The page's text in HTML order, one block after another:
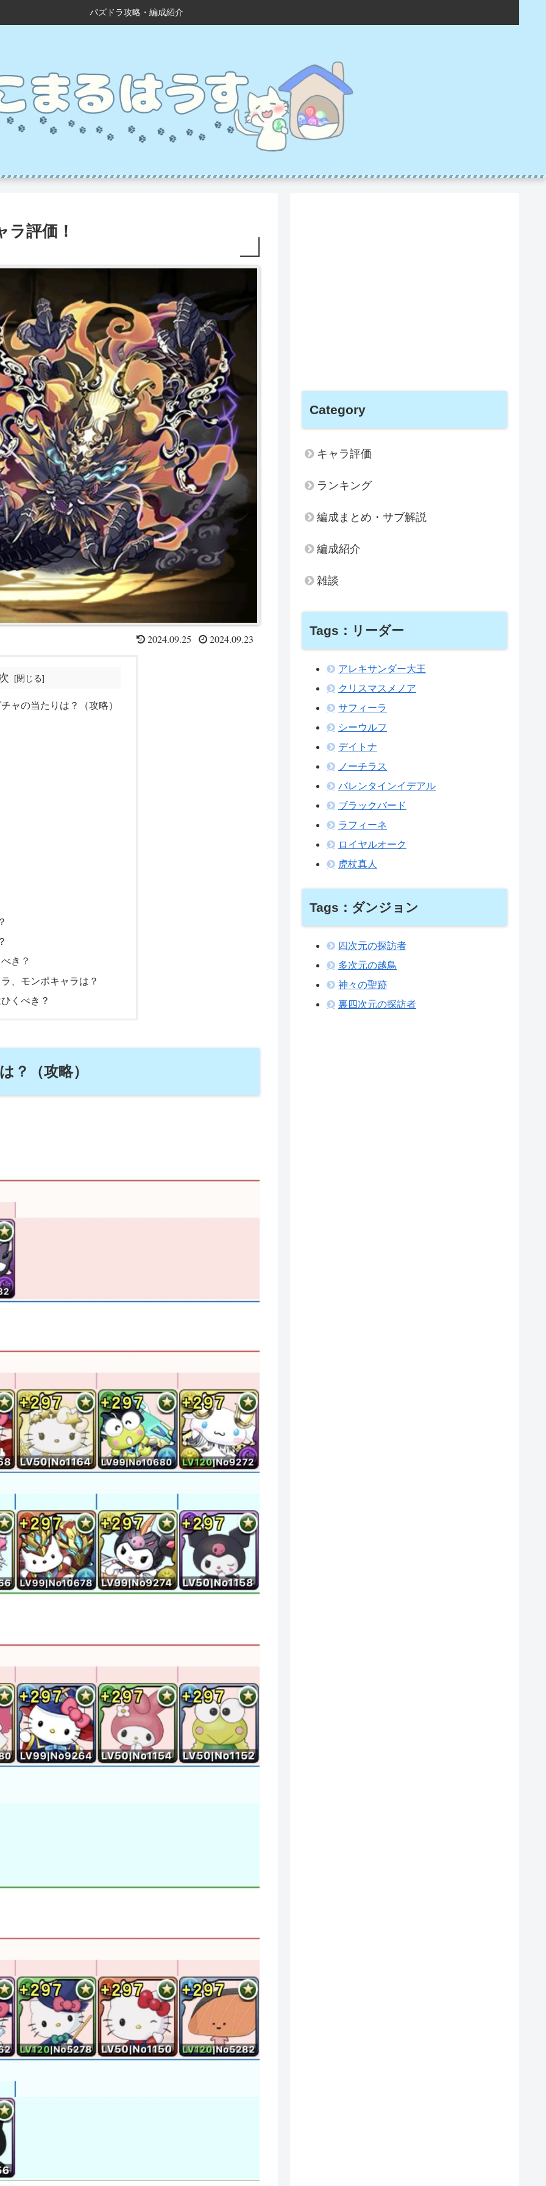
パズドラ攻略・編成紹介
評価！
2024.09.25 2024.09.23
ャの当たりは？（攻略）
き？
、モンポキャラは？
くべき？
？（攻略）
Category
キャラ評価
ランキング
編成まとめ・サブ解説
編成紹介
雑談
Tags：リーダー
アレキサンダー大王
クリスマスメノア
サフィーラ
シーウルフ
デイトナ
ノーチラス
バレンタインイデアル
ブラックバード
ラフィーネ
ロイヤルオーク
虎杖真人
Tags：ダンジョン
四次元の探訪者
多次元の越鳥
神々の聖跡
裏四次元の探訪者